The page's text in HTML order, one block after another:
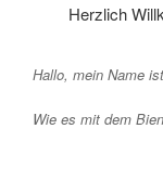
Herzlich
Hallo, mein Name
Wie es mit dem